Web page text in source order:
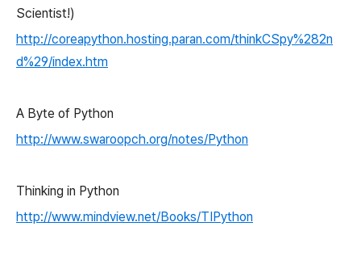
Scientist!)
http://coreapython.hosting.paran.com/thinkCSpy%282n
d%29/index.htm
A Byte of Python
http://www.swaroopch.org/notes/Python
Thinking in Python
http://www.mindview.net/Books/TIPython